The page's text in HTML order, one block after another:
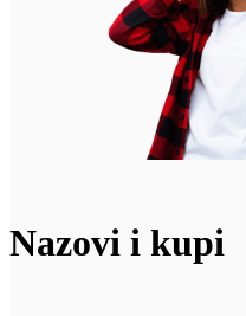
Nazovi i kupi